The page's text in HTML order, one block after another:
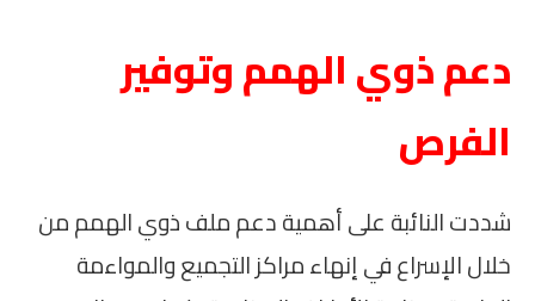
دعم ذوي الهمم وتوفير
الفرص
شددت النائبة على أهمية دعم ملف ذوي الهمم من
خلال الإسراع في إنهاء مراكز التجميع والمواءمة